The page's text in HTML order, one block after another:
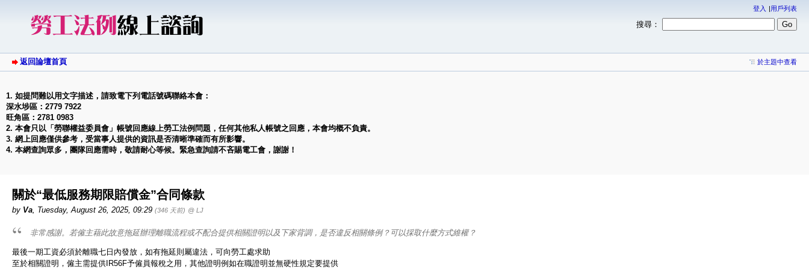
登入 用戶列表
搜尋：
返回論壇首頁 於主題中查看
1. 如提問難以用文字描述，請致電下列電話號碼聯絡本會：
深水埗區：2779 7922
旺角區：2781 0983
2. 本會只以「勞聯權益委員會」帳號回應線上勞工法例問題，任何其他私人帳號之回應，本會均概不負責。
3. 網上回應僅供參考，受當事人提供的資訊是否清晰準確而有所影響。
4. 本網查詢眾多，團隊回應需時，敬請耐心等候。緊急查詢請不吝賜電工會，謝謝！
關於“最低服務期限賠償金”合同條款
by Va, Tuesday, August 26, 2025, 09:29 (346 天前) @ LJ
非常感謝。若僱主藉此故意拖延辦理離職流程或不配合提供相關證明以及下家背調，是否違反相關條例？可以採取什麼方式維權？
最後一期工資必須於離職七日內發放，如有拖延則屬違法，可向勞工處求助
至於相關證明，僱主需提供IR56F予僱員報稅之用，其他證明例如在職證明並無硬性規定要提供